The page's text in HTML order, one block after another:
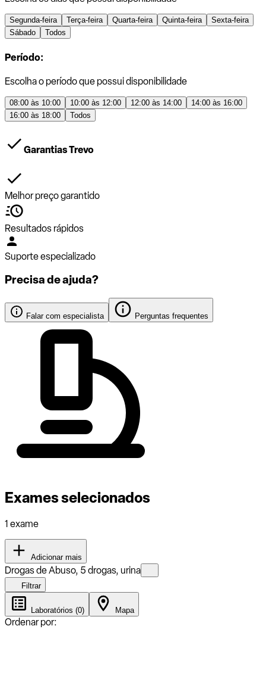
Segunda-feira Terça-feira Quarta-feira Quinta-feira
Sexta-feira
Sábado
Todos
Período:
Escolha o período que possui disponibilidade
08:00 às 10:00 10:00 às 12:00 12:00 às 14:00
14:00 às 16:00
16:00 às 18:00
Todos
Garantias Trevo
Melhor preço garantido
Resultados rápidos
Suporte especializado
Precisa de ajuda?
Falar com especialista Perguntas frequentes
Exames selecionados
1 exame
Adicionar mais
Drogas de Abuso, 5 drogas, urina
Filtrar
Laboratórios (0) Mapa
Ordenar por: